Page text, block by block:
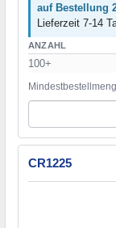
auf Bestellung
Lieferzeit 7-14
ANZAHL
100+
CR1225